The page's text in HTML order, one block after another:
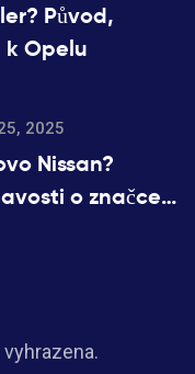
Původ,
Opelu
2025
Nissan?
o značce